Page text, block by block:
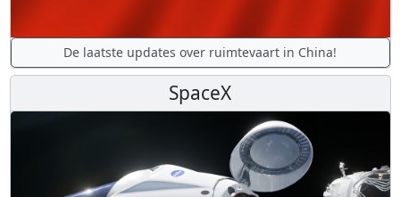
De laatste updates over ruimtevaart in China!
SpaceX